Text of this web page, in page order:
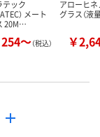
テック
） メート
20M…
～（税込）
アローヒ
グラス（液
￥